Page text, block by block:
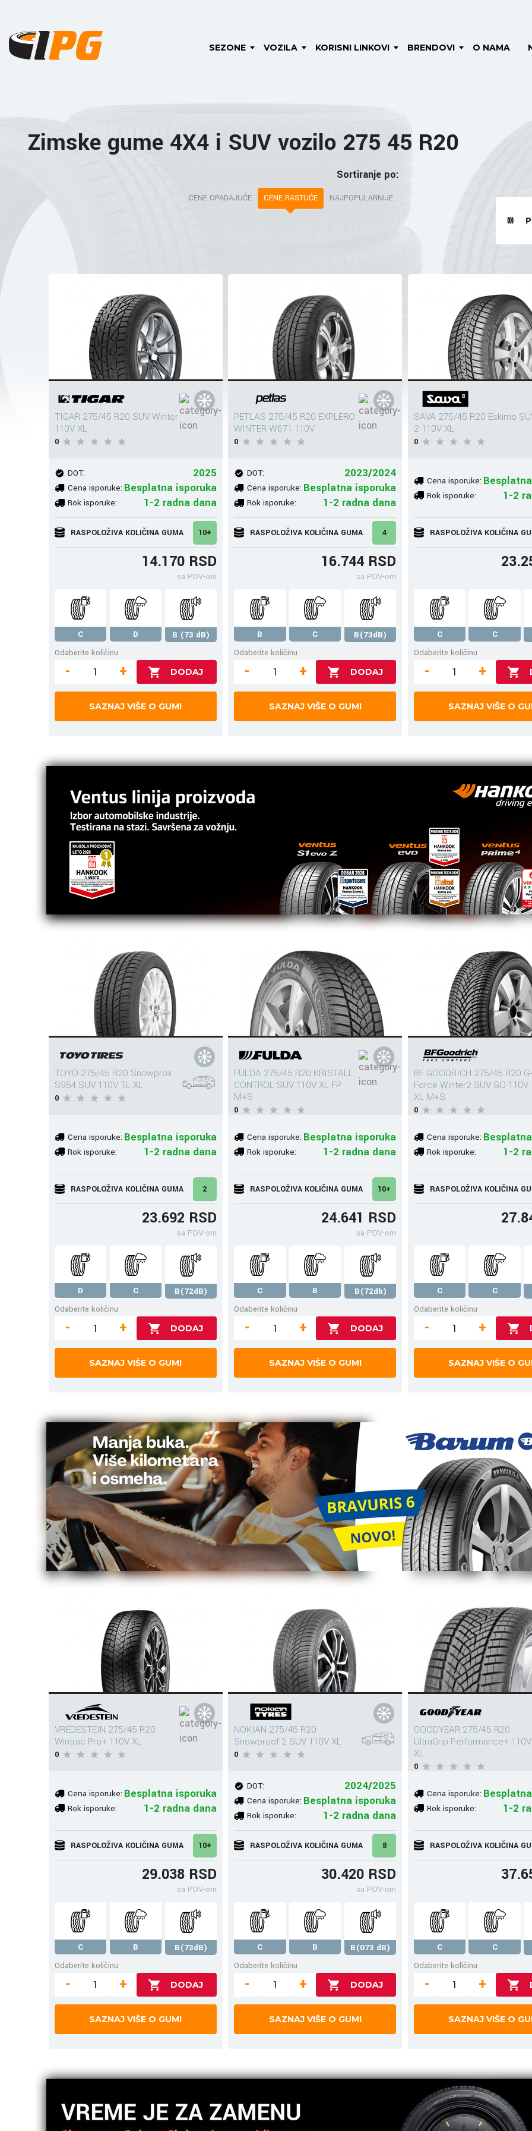
SEZONE VOZILA KORISNI LINKOVI BRENDOVI O NAMA
Zimske gume 4X4 i SUV vozilo 275 45 R20
Sortiranje po:
CENE OPADAJUĆE CENE RASTUĆE NAJPOPULARNIJE
TIGAR 275/45 R20 SUV Winter
110V XL
0
DOT: 2025
Cena isporuke: Besplatna isporuka
Rok isporuke: 1-2 radna dana
RASPOLOŽIVA KOLIČINA GUMA 10+
14.170 RSD
sa PDV-om
C D
B (73 dB)
Odaberite količinu
- +
SAZNAJ VIŠE O GUMI
PETLAS 275/45 R20 EXPLERO
WINTER W671 110V
0
DOT: 2023/2024
Cena isporuke: Besplatna isporuka
Rok isporuke: 1-2 radna dana
RASPOLOŽIVA KOLIČINA GUMA 4
16.744 RSD
sa PDV-om
B C
B(73dB)
Odaberite količinu
- +
SAZNAJ VIŠE O GUMI
SAVA 275/45 R20 Eskimo
2 110V XL
0
Cena isporuke:
Rok isporuke: 1-2
RASPOLOŽIVA KOLIČINA
C
C
Odaberite količinu
- +
SAZNAJ VIŠE O
TOYO 275/45 R20 Snowprox
S954 SUV 110V TL XL
0
Cena isporuke: Besplatna isporuka
Rok isporuke: 1-2 radna dana
RASPOLOŽIVA KOLIČINA GUMA 2
23.692 RSD
sa PDV-om
D C
B(72dB)
Odaberite količinu
- +
SAZNAJ VIŠE O GUMI
FULDA 275/45 R20 KRISTALL
CONTROL SUV 110V XL FP
M+S
0
Cena isporuke: Besplatna isporuka
Rok isporuke: 1-2 radna dana
RASPOLOŽIVA KOLIČINA GUMA 10+
24.641 RSD
sa PDV-om
C B
B(72db)
Odaberite količinu
- +
SAZNAJ VIŠE O GUMI
BF GOODRICH 275/45 R20 G-
Force Winter2 SUV GO 110V
XL M+S
0
Cena isporuke:
Rok isporuke: 1-2
RASPOLOŽIVA KOLIČINA
C
C
Odaberite količinu
- +
SAZNAJ VIŠE O
VREDESTEIN 275/45 R20
Wintrac Pro+ 110V XL
0
Cena isporuke: Besplatna isporuka
Rok isporuke: 1-2 radna dana
RASPOLOŽIVA KOLIČINA GUMA 10+
29.038 RSD
sa PDV-om
C B
B(73dB)
Odaberite količinu
- +
SAZNAJ VIŠE O GUMI
NOKIAN 275/45 R20
Snowproof 2 SUV 110V XL
0
DOT: 2024/2025
Cena isporuke: Besplatna isporuka
Rok isporuke: 1-2 radna dana
RASPOLOŽIVA KOLIČINA GUMA 8
30.420 RSD
sa PDV-om
C B
B(073 dB)
Odaberite količinu
- +
SAZNAJ VIŠE O GUMI
GOODYEAR 275/45 R20
UltraGrip Performance+ 110V
XL
0
Cena isporuke:
Rok isporuke: 1-2
RASPOLOŽIVA KOLIČINA
C
C
Odaberite količinu
- +
SAZNAJ VIŠE O